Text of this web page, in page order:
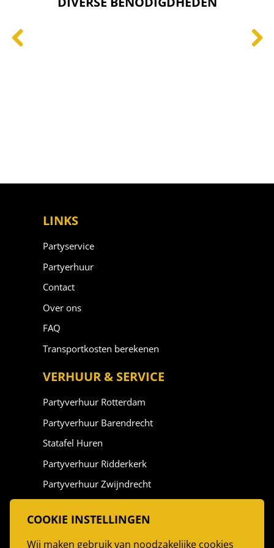
LINKS
Partyservice
Partyerhuur
Contact
Over ons
FAQ
Transportkosten berekenen
VERHUUR & SERVICE
Partyverhuur Rotterdam
Partyverhuur Barendrecht
Statafel Huren
Partyverhuur Ridderkerk
Partyverhuur Zwijndrecht
Stoelen Huren
COOKIE INSTELLINGEN
Wij maken gebruik van noodzakelijke cookies